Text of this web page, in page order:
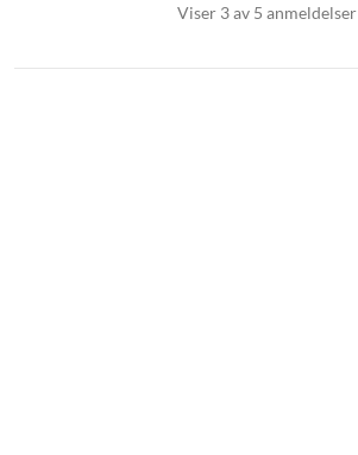
Viser 3 av 5 anmeldelser